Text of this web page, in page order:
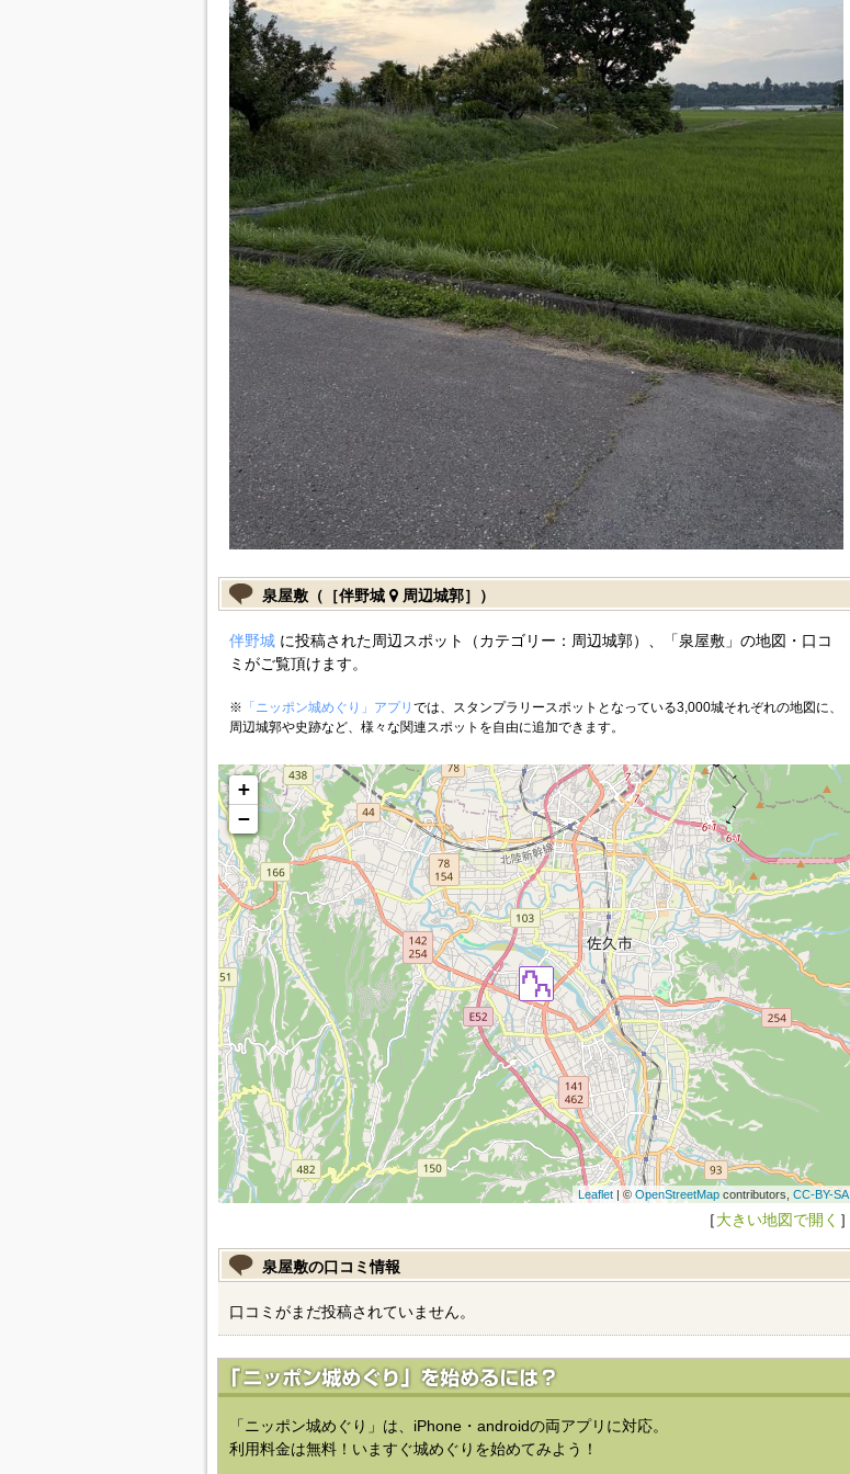
泉屋敷（［伴野城 周辺城郭］）
伴野城に投稿された周辺スポット（カテゴリー：周辺城郭）、「泉屋敷」の地図・口コ
ミがご覧頂けます。
※ 「ニッポン城めぐり」アプリ では、スタンプラリースポットとなっている3,000城それぞれの地図に、
周辺城郭や史跡など、様々な関連スポットを自由に追加できます。
+
−
Leaflet| © OpenStreetMapcontributors, CC-BY-SA
［大きい地図で開く ］
泉屋敷の口コミ情報
口コミがまだ投稿されていません。
「ニッポン城めぐり」は、iPhone・androidの両アプリに対応。
利用料金は無料！いますぐ城めぐりを始めてみよう！